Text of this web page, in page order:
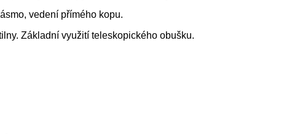
vedení přímého kopu.
Základní využití teleskopického obušku.